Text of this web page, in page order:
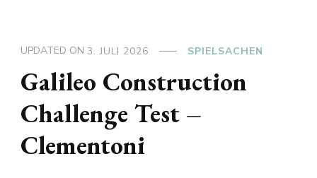
UPDATED ON 3. JULI 2026 SPIELSACHEN
Galileo Construction
Challenge Test –
Clementoni